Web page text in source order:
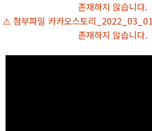
존재하지 않습니다.
⚠️ 첨부파일 카카오스토리
존재하지 않습니다.